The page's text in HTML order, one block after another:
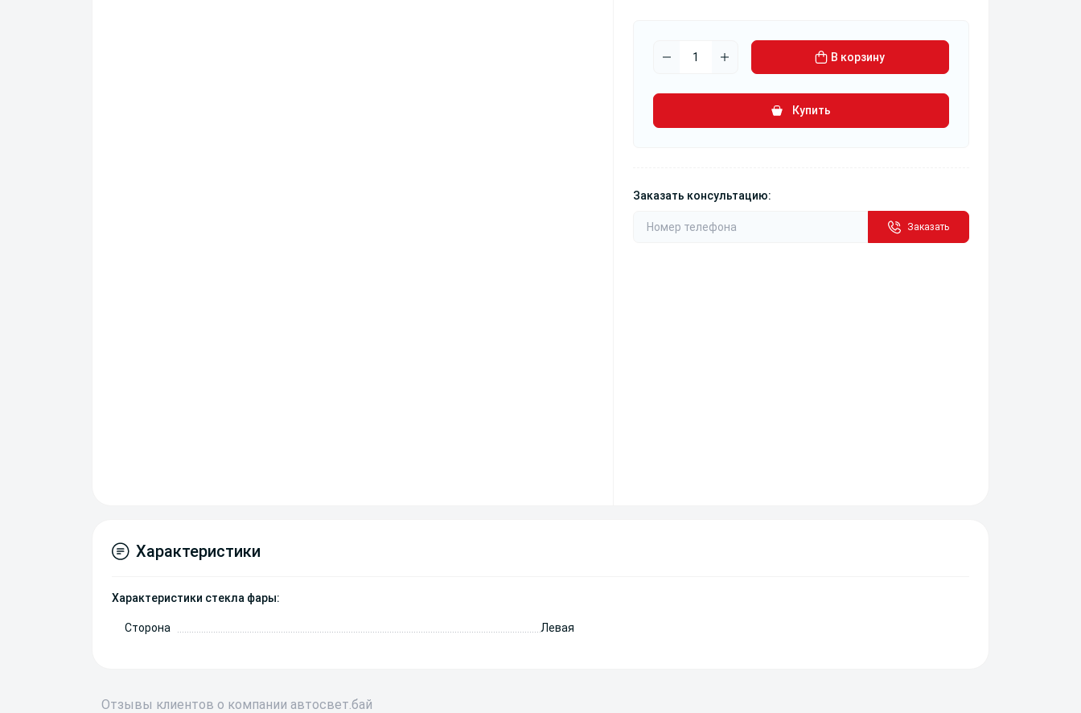
В корзину
Купить
Заказать консультацию:
Заказать
Характеристики
Характеристики стекла фары:
Сторона Левая
Отзывы клиентов о компании автосвет .бай